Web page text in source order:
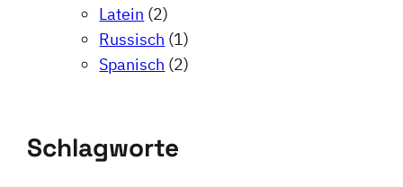
Latein (2)
Russisch (1)
Spanisch (2)
Schlagworte